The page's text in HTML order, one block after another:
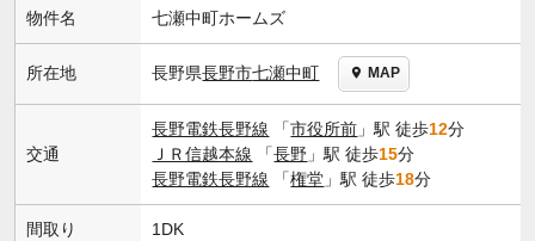
物件名 七瀬中町ホームズ
所在地 長野県長野市七瀬中町 MAP
交通
長野電鉄長野線 「市役所前 」駅 徒歩12分
ＪＲ信越本線 「長野 」駅 徒歩15分
長野電鉄長野線 「権堂 」駅 徒歩18分
間取り 1DK